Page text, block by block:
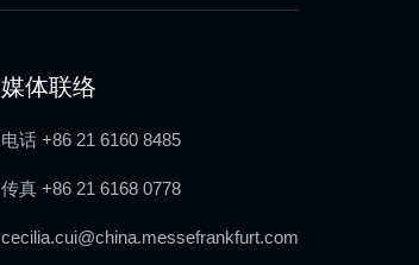
媒体联络
电话 +86 21 6160 8485
传真 +86 21 6168 0778
cecilia.cui@china.messefrankfurt.com